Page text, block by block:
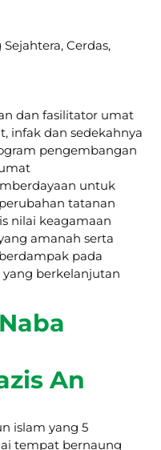
Cerdas,
dan fasilitator umat
infak dan sedekahnya
pengembangan
untuk
tatanan
nilai keagamaan
amanah serta
pada
berkelanjutan
An
islam yang 5
tempat bernaung